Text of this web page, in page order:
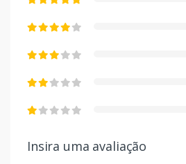
Insira uma avaliação